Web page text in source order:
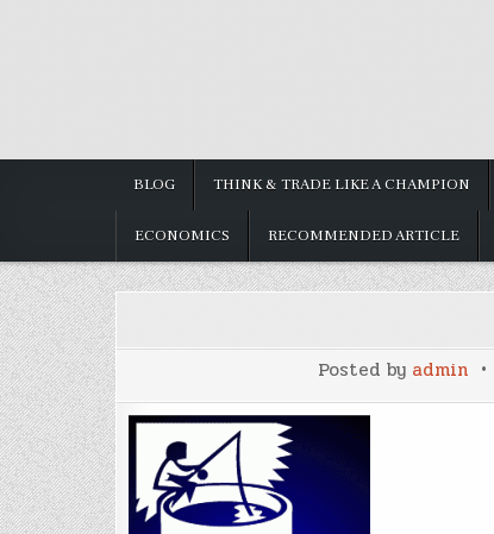
BLOG THINK & TRADE LIKE A CHAMPION
ECONOMICS RECOMMENDED ARTICLE
Posted by admin